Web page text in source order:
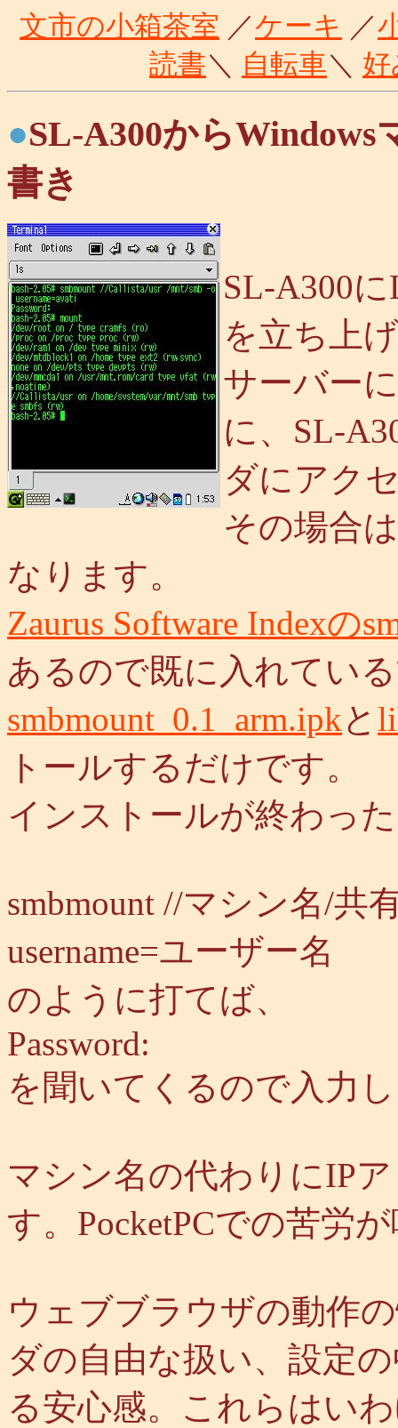
文市の小箱茶室 ／ケーキ ／
読書＼ 自転車＼ 好
●SL-A300から
書き
SL-A300
を立ち上
サーバー
に、SL-
ダにアク
その場合
なります。
Zaurus Software Indexの
あるので既に入れてい
smbmount_0.1_arm.ipkと
トールするだけです。
インストールが終わっ
smbmount //マシン名/共
username=ユーザー名
のように打てば、
Password:
を聞いてくるので入力
マシン名の代わりにIP
す。PocketPCでの苦労
ウェブブラウザの動作
ダの自由な扱い、設定
る安心感。これらはい